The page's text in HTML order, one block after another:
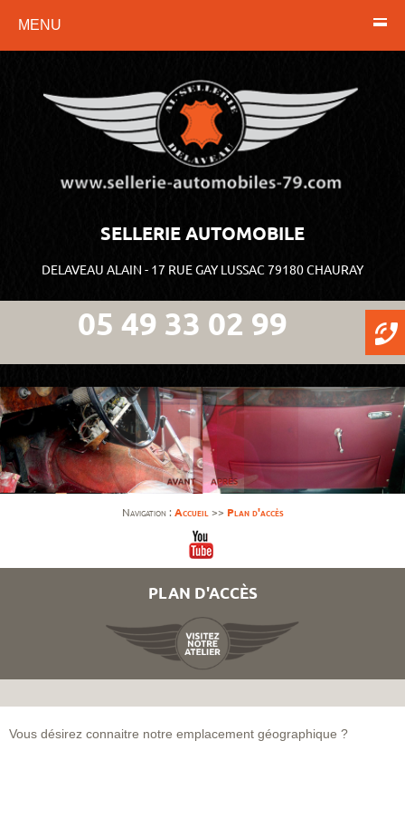
MENU
SELLERIE AUTOMOBILE
DELAVEAU ALAIN - 17 RUE GAY LUSSAC 79180 CHAURAY
05 49 33 02 99
Navigation : Accueil >> Plan d'accès
PLAN D'ACCÈS
Vous désirez connaitre notre emplacement géographique ?